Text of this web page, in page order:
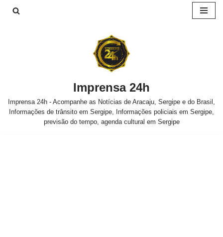
Imprensa 24h
Imprensa 24h - Acompanhe as Notícias de Aracaju, Sergipe e do Brasil,
Informações de trânsito em Sergipe, Informações policiais em Sergipe,
previsão do tempo, agenda cultural em Sergipe